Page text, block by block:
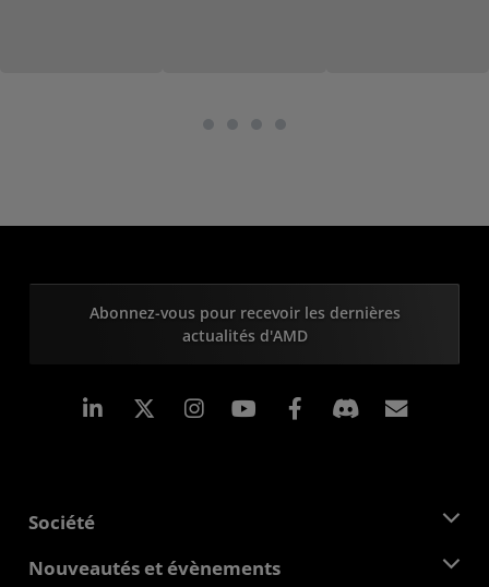
Abonnez-vous pour recevoir les dernières
actualités d'AMD
LinkedIn Instagram Facebook
Société
À propos d'AMD
Nouveautés et évènements